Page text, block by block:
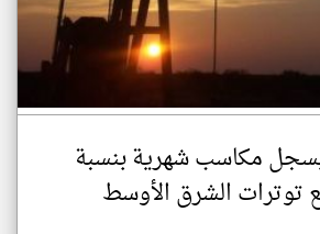
مكاسب شهرية بنسبة